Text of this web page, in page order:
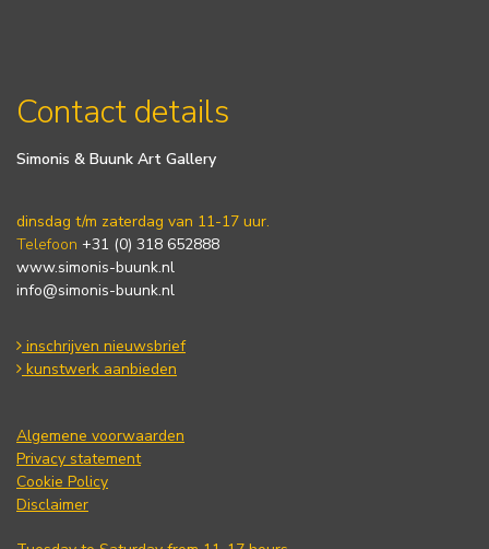
Contact details
Simonis & Buunk Art Gallery
dinsdag t/m zaterdag van 11-17 uur.
Telefoon +31 (0) 318 652888
www.simonis-buunk.nl
info@simonis-buunk.nl
inschrijven nieuwsbrief
kunstwerk aanbieden
Algemene voorwaarden
Privacy statement
Cookie Policy
Disclaimer